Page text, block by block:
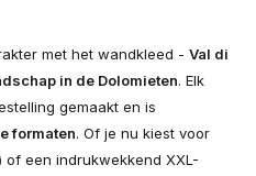
met het wandkleed - Val di
in de Dolomieten. Elk
gemaakt en is
formaten. Of je nu kiest voor
een indrukwekkend XXL-